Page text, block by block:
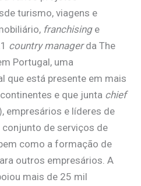
turismo, viagens e
franchisinge
country managerda The
Portugal, uma
que está presente em mais
e que junta chief
empresários e líderes de
de serviços de
como a formação de
outros empresários. A
mais de 25 mil